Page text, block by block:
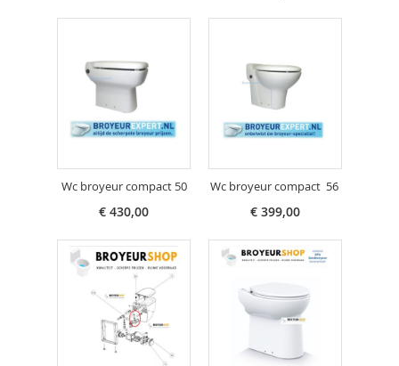
Wc broyeur compact 50
€ 430,00
Wc broyeur compact 56
€ 399,00